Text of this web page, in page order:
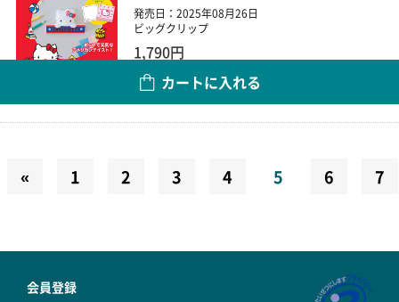
発売日：2025年08月26日
ビッグクリップ
1,790円
カートに入れる
« 1 2 3 4 5 6 7
会員登録